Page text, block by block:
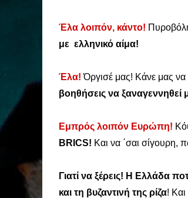
Έλα λοιπόν, κάντο!
με ελληνικό αίμα!
Έλα! Όργισέ μας! Κάνε μας να
βοηθήσεις να
Εμπρός λοιπόν Ευρώπη!
BRICS! Και να ΄σαι σίγουρη,
Γιατί να ξέρεις! Η Ελλάδα
και τη βυζαντινή της ρίζα! Και